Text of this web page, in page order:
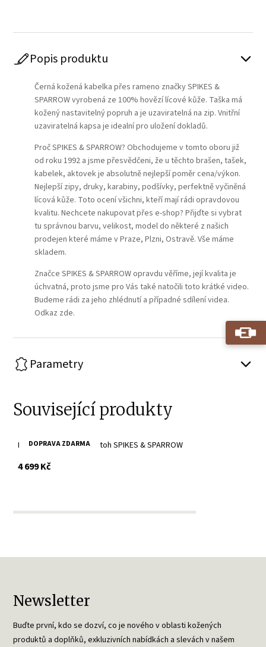
Popis produktu
Černá kožená kabelka přes rameno značky SPIKES &
SPARROW vyrobená ze 100% hovězí lícové kůže. Taška má
kožený nastavitelný popruh a je uzaviratelná na zip. Vnitřní
uzaviratelná kapsa je idealní pro uložení dokladů.
Proč SPIKES & SPARROW? Obchodujeme v tomto oboru již
od roku 1992 a jsme přesvědčeni, že u těchto brašen, tašek,
kabelek, aktovek je absolutně nejlepší poměr cena/výkon.
Nejlepší zipy, druky, karabiny, podšívky, perfektně vyčiněná
lícová kůže. Toto ocení všichni, kteří mají rádi opravdovou
kvalitu. Nechcete nakupovat přes e-shop? Přijďte si vybrat
tu správnou barvu, velikost, model do některé z našich
prodejen které máme v Praze, Plzni, Ostravě. Vše máme
skladem.
Značce SPIKES & SPARROW opravdu věříme, její kvalita je
úchvatná, proto jsme pro Vás také natočili toto krátké video.
Budeme rádi za jeho zhlédnutí a případné sdílení videa.
Odkaz zde.
Parametry
Související produkty
DOPRAVA ZDARMA
Hnědá kožená taška/batoh SPIKES & SPARROW
4 699 Kčs DPH
Newsletter
Buďte první, kdo se dozví, co je nového v oblasti kožených
produktů a doplňků, exkluzivních nabídkách a slevách v našem